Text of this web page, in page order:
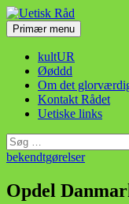
Hop
til
indhold
Uetisk Råd
SøgPrimær menu
kultUR
Øøddd
Om det
Kontakt Rådet
Uetiske links
Søg
efter:
bekendtgørelser
Opdel